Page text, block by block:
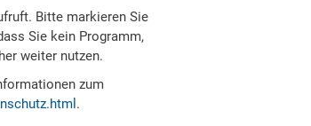
Bitte markieren Sie
Sie kein Programm,
weiter nutzen.
zum
.